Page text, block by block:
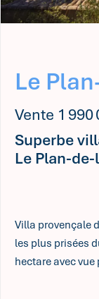
Le
Vente 1 990
Superbe
Le Plan-de-
Villa provençale
les plus prisées
hectare avec